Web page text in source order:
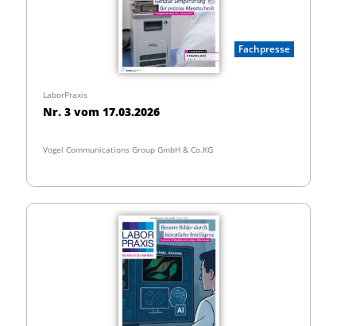
Fachpresse
LaborPraxis
Nr. 3 vom 17.03.2026
Vogel Communications Group GmbH & Co.KG